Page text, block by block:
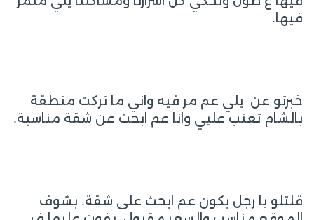
فيها.
خبرتو عن يلي عم مر فيه واني ما تركت منطقة
بالشام تعتب عليي وانا عم ابحث عن شقة مناسبة.
قلتلو يا رجل بكون عم ابحث على شقة. بشوف